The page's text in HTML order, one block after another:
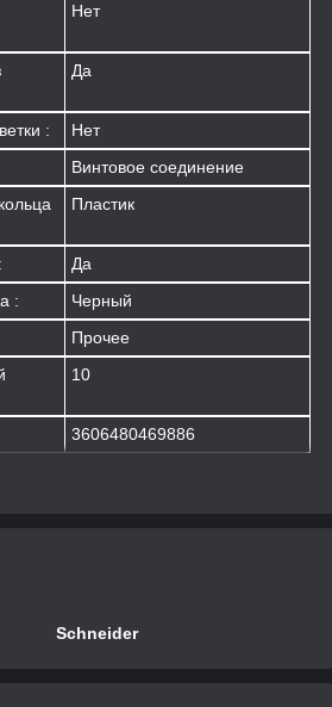
Нет
Да
:
Нет
Винтовое соединение
Пластик
Да
:
Черный
Прочее
10
3606480469886
Schneider